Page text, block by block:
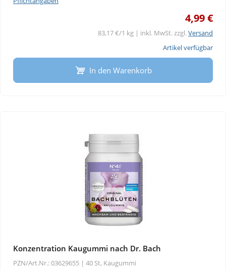
4,99 €
83,17 €/1 kg | inkl. MwSt. zzgl.Versand
Artikel verfügbar
In den Warenkorb
Konzentration Kaugummi nach Dr. Bach
PZN/Art.Nr.: 03629655 | 40 St, Kaugummi